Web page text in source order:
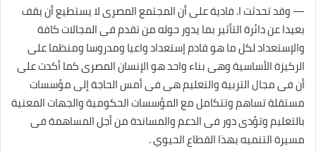
— وقد تحدثت ا. فادية على أن المجتمع المصرى لا يستطيع أن يقف
بعيدا عن دائرة التأثير بما يدور حوله من تقدم فى المجالات كافة
والإستعداد لكل ما هو قادم إستعداد واعيا ومدروسا ومنظما على
الركيزة الأساسية وهى بناء واحد هو الإنسان المصرى كما أكدت على
أن فى مجال التربية والتعليم هى فى أمس الحاجة إلى مؤسسات
مستقلة تساهم وتتكامل مع المؤسسات الحكومية والجهات المعنية
بالتعليم وتؤدى دور فى الدعم والمساندة من أجل المساهمة فى
مسيرة التنميه بهذا القطاع الحيوي .